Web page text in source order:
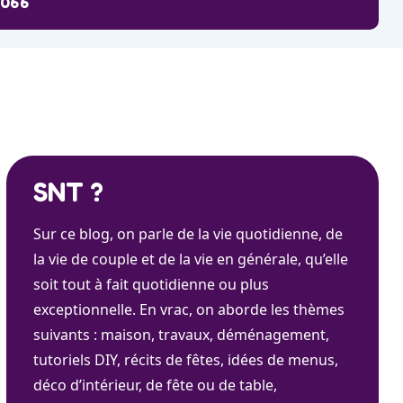
SNT ?
Sur ce blog, on parle de la vie quotidienne, de
la vie de couple et de la vie en générale, qu’elle
soit tout à fait quotidienne ou plus
exceptionnelle. En vrac, on aborde les thèmes
suivants : maison, travaux, déménagement,
tutoriels DIY, récits de fêtes, idées de menus,
déco d’intérieur, de fête ou de table,